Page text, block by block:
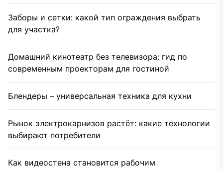
Заборы и сетки: какой тип ограждения выбрать
для участка?
Домашний кинотеатр без телевизора: гид по
современным проекторам для гостиной
Блендеры – универсальная техника для кухни
Рынок электрокарнизов растёт: какие технологии
выбирают потребители
Как видеостена становится рабочим